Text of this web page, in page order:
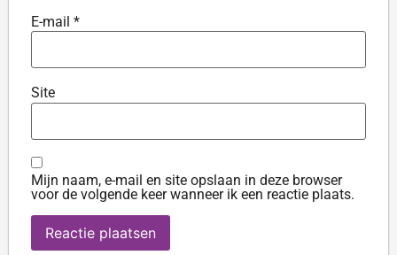
E-mail *
Site
Mijn naam, e-mail en site opslaan in deze browser
voor de volgende keer wanneer ik een reactie plaats.